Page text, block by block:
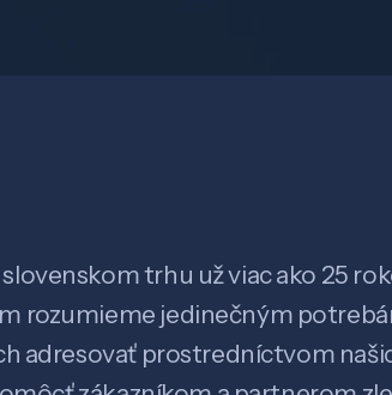
trhu už viac ako 25
rozumieme jedinečným
adresovať prostredníctvom